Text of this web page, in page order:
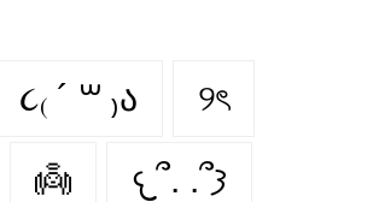
૮₍ ´ ꒳ ₎ა ୨ৎ
👼 𐔌՞. .՞𐦯